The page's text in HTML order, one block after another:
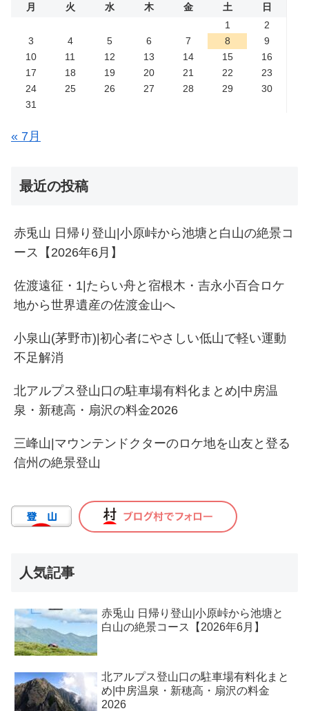
月 火 水 木 金 土
日
1
2
3
4 5 6 7 8
9
10
11 12 13 14 15
16
17
18 19 20 21 22
23
24
25 26 27 28 29
30
31
« 7月
最近の投稿
赤兎山 日帰り登山|小原峠から池塘と白山の絶景コ
ース【2026年6月】
佐渡遠征・1|たらい舟と宿根木・吉永小百合ロケ
地から世界遺産の佐渡金山へ
小泉山(茅野市)|初心者にやさしい低山で軽い運動
不足解消
北アルプス登山口の駐車場有料化まとめ|中房温
泉・新穂高・扇沢の料金2026
三峰山|マウンテンドクターのロケ地を山友と登る
信州の絶景登山
人気記事
赤兎山 日帰り登山|小原峠から池塘と
白山の絶景コース【2026年6月】
北アルプス登山口の駐車場有料化まと
め|中房温泉・新穂高・扇沢の料金
2026